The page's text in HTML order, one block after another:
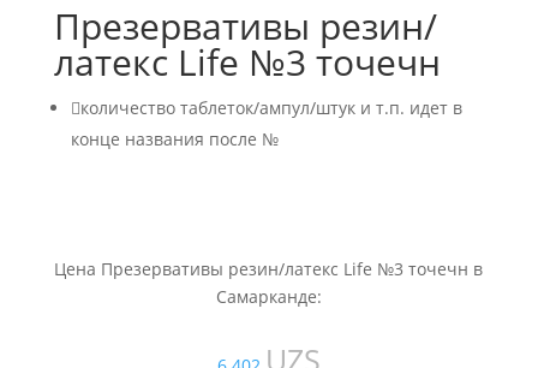
Презервативы резин/
латекс Life №3 точечн
количество таблеток/ампул/штук и т.п. идет в
конце названия после №
Цена Презервативы резин/латекс Life №3 точечн в
Самарканде:
UZS